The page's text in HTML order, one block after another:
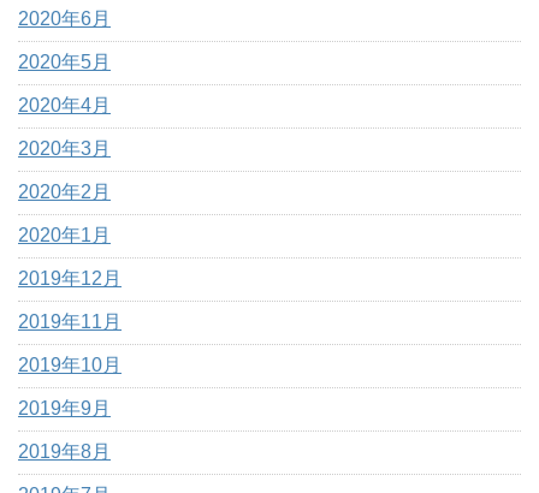
2020年6月
2020年5月
2020年4月
2020年3月
2020年2月
2020年1月
2019年12月
2019年11月
2019年10月
2019年9月
2019年8月